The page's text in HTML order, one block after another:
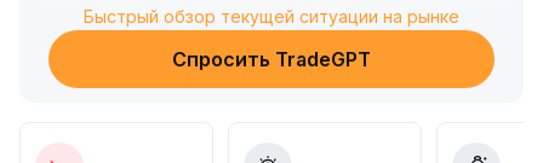
возможного прорыва.
Рост американских акций и ослабление
геополитических рисков способствуют
определяется неопределённостью политики ФРС и
Быстрый обзор текущей ситуации на рынке
Спросить TradeGPT